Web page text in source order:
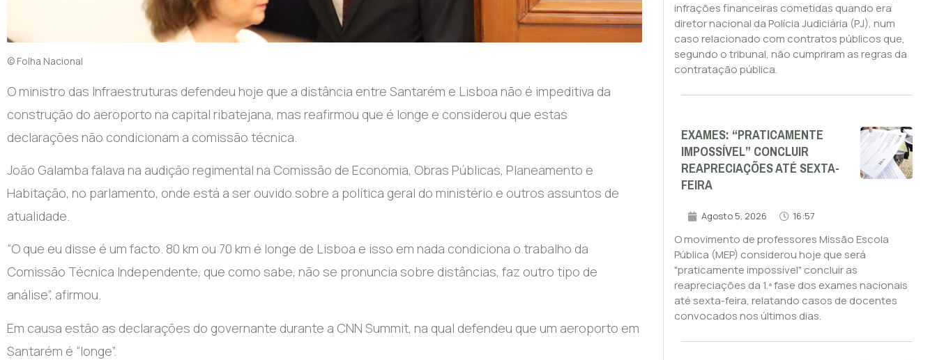
© Folha Nacional
O ministro das Infraestruturas defendeu hoje que a distância entre Santarém e Lisboa não é impeditiva da
construção do aeroporto na capital ribatejana, mas reafirmou que é longe e considerou que estas
declarações não condicionam a comissão técnica.
João Galamba falava na audição regimental na Comissão de Economia, Obras Públicas, Planeamento e
Habitação, no parlamento, onde está a ser ouvido sobre a política geral do ministério e outros assuntos de
atualidade.
“O que eu disse é um facto. 80 km ou 70 km é longe de Lisboa e isso em nada condiciona o trabalho da
Comissão Técnica Independente, que como sabe, não se pronuncia sobre distâncias, faz outro tipo de
análise”, afirmou.
Em causa estão as declarações do governante durante a CNN Summit, na qual defendeu que um aeroporto em
Santarém é “longe”.
infrações financeiras cometidas quando era
diretor nacional da Polícia Judiciária (PJ), num
caso relacionado com contratos públicos que,
segundo o tribunal, não cumpriram as regras da
contratação pública.
EXAMES: “PRATICAMENTE
IMPOSSÍVEL” CONCLUIR
REAPRECIAÇÕES ATÉ SEXTA-
FEIRA
Agosto 5, 2026 16:57
O movimento de professores Missão Escola
Pública (MEP) considerou hoje que será
"praticamente impossível" concluir as
reapreciações da 1.ª fase dos exames nacionais
até sexta-feira, relatando casos de docentes
convocados nos últimos dias.